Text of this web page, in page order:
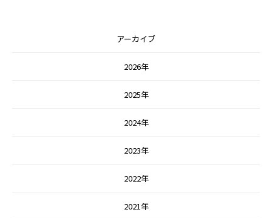
アーカイブ
2026年
2025年
2024年
2023年
2022年
2021年